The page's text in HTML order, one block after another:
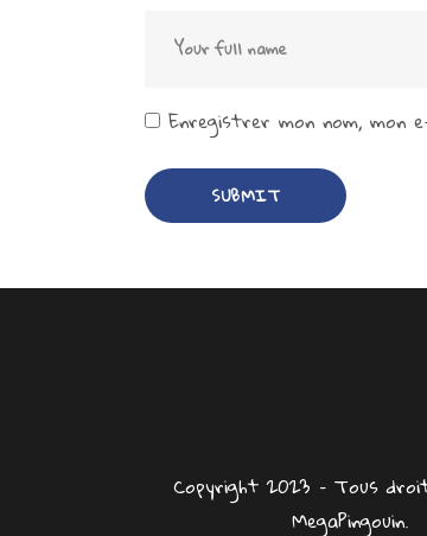
Enregistrer mon nom, mon
Copyright 2023 – Tous
MegaPingouin.